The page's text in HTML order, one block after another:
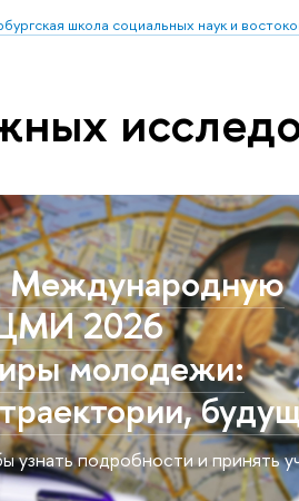
школа социальных наук и
Международную
2026
молодежи:
узнать подробности и принять